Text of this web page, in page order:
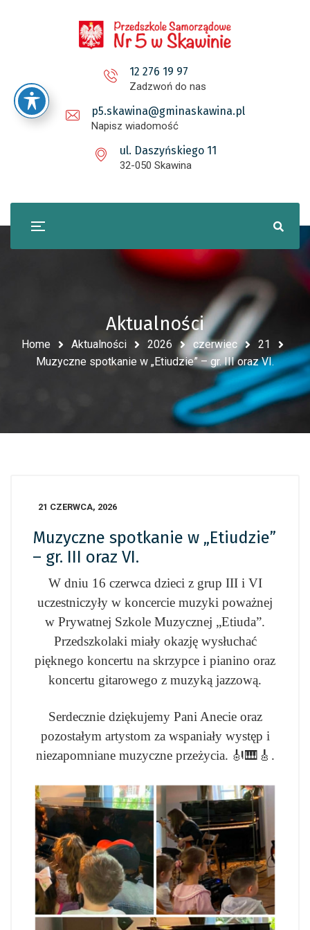
12 276 19 97
Zadzwoń do nas
p5.skawina@gminaskawina.pl
Napisz wiadomość
ul. Daszyńskiego 11
32-050 Skawina
Aktualności
Home Aktualności 2026 czerwiec
21
Muzyczne spotkanie w „Etiudzie” – gr. III oraz VI.
21 CZERWCA, 2026
Muzyczne spotkanie w „Etiudzie”
– gr. III oraz VI.
W dniu 16 czerwca dzieci z grup III i VI
uczestniczyły w koncercie muzyki poważnej
w Prywatnej Szkole Muzycznej „Etiuda”.
Przedszkolaki miały okazję wysłuchać
pięknego koncertu na skrzypce i pianino oraz
koncertu gitarowego z muzyką jazzową.
Serdecznie dziękujemy Pani Anecie oraz
pozostałym artystom za wspaniały występ i
niezapomniane muzyczne przeżycia. 🎻🎹🎸.